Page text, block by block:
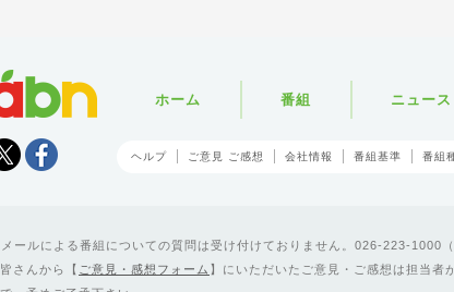
Tweet
ホーム 番組 ニュース
ヘルプ ご意見 ご感想 会社情報 番組基準 番組
メールによる番組についての質問は受け付けておりません。026-223-1000
皆さんから【 ご意見・感想フォーム 】にいただいたご意見・ご感想は担当者